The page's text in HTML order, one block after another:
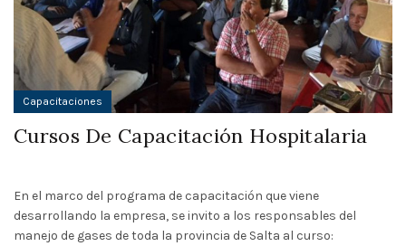
Capacitaciones
Cursos De Capacitación Hospitalaria
En el marco del programa de capacitación que viene
desarrollando la empresa, se invito a los responsables del
manejo de gases de toda la provincia de Salta al curso: